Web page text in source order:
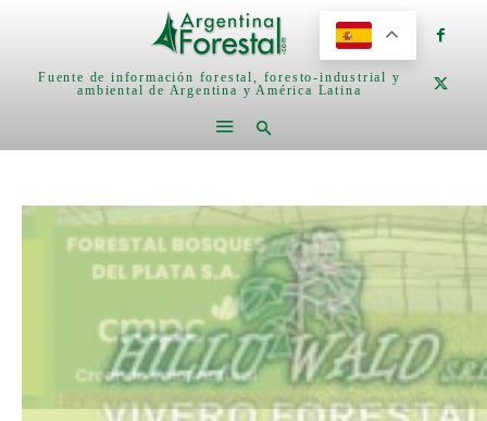
Fuente de información forestal, foresto-industrial y
ambiental de Argentina y América Latina